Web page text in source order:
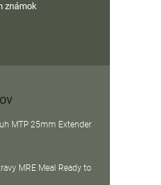
známok
MTP 25mm Extender
MRE Meal Ready to